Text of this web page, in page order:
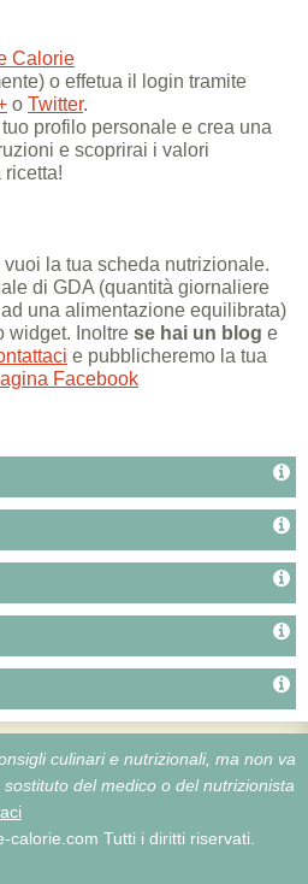
Calorie
o effetua il login tramite
o Twitter.
profilo personale e crea una
e scoprirai i valori
la tua scheda nutrizionale.
di GDA (quantità giornaliere
una alimentazione equilibrata)
widget. Inoltre se hai un blog e
e pubblicheremo la tua
Facebook
culinari e nutrizionali, ma non va
del medico o del nutrizionista
calorie.com Tutti i diritti riservati.